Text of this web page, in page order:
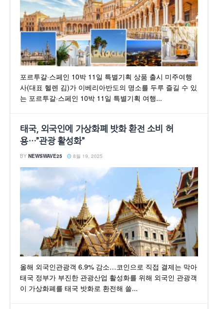
포르투갈·스페인 10박 11일 특별기획 상품 출시 미주여행
사(대표 헬렌 김)가 이베리아반도의 명소를 두루 즐길 수 있
는 포르투갈·스페인 10박 11일 특별기획 여행...
태국, 외국인에 가상화폐 밧화 환전 소비 허
용…”관광 활성화”
BY NEWSWAVE25 8월 19, 2025
올해 외국인관광객 6.9% 감소…코인으로 직접 결제는 막아
태국 정부가 부진한 관광산업 활성화를 위해 외국인 관광객
이 가상화폐를 태국 밧화로 환전해 쓸...